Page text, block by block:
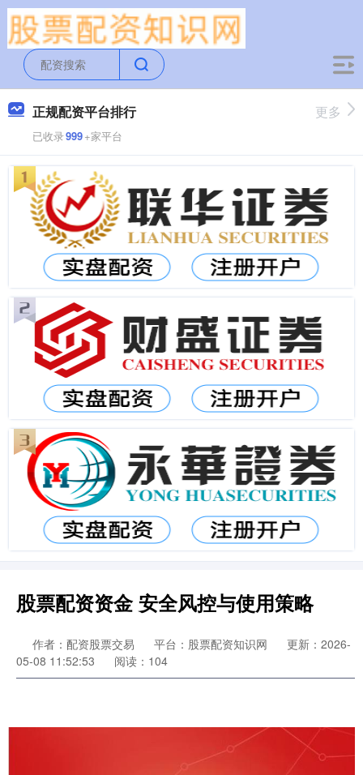
正规配资平台排行
已收录999+家平台
更多
股票配资资金 安全风控与使用策略
作者：配资股票交易 平台：股票配资知识网
更新：2026-
05-08 11:52:53
阅读：104